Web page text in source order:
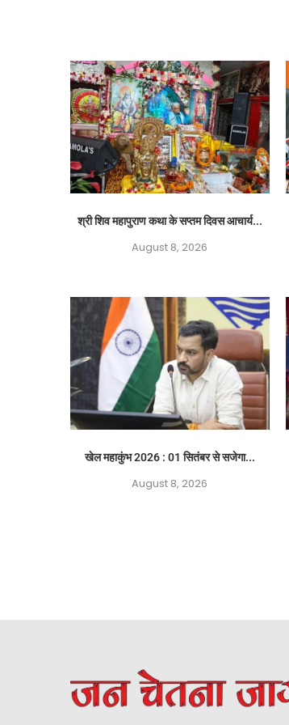
श्री शिव महापुराण कथा के सप्तम दिवस आचार्य...
August 8, 2026
खेल महाकुंभ 2026 : 01 सितंबर से सजेगा...
August 8, 2026